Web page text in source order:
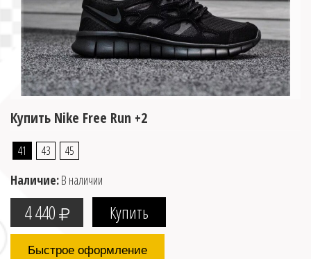
Купить Nike Free Run +2
41 43 45
Наличие:В наличии
4 440
Быстрое оформление